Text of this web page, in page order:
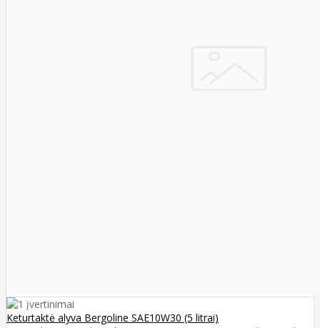
Keturtaktė alyva Bergoline SAE10W30 (5 litrai)